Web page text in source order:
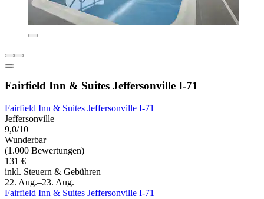
Fairfield Inn & Suites Jeffersonville I-71
Fairfield Inn & Suites Jeffersonville I-71
Jeffersonville
9,0/10
Wunderbar
(1.000 Bewertungen)
131 €
inkl. Steuern & Gebühren
22. Aug.–23. Aug.
Fairfield Inn & Suites Jeffersonville I-71